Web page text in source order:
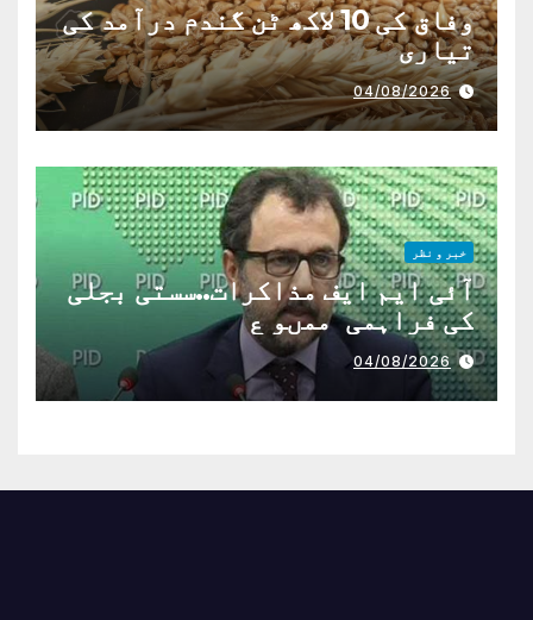
وفاق کی 10 لاکھ ٹن گندم درآمد کی
تیاری
04/08/2026
خبر و نظر
آئی ایم ایف مذاکرات..سستی بجلی
کی فراہمی ممںو ع
04/08/2026